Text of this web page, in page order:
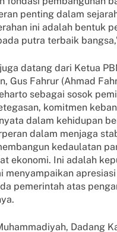
penting dalam
ini adalah bentuk
putra terbaik
datang dari Ketua
Gus Fahrur (Ahmad
sebagai sosok
komitmen
dalam kehidupan
dalam menjaga
kedaulatan
ekonomi. Ini adalah
menyampaikan
pemerintah atas
Dadang